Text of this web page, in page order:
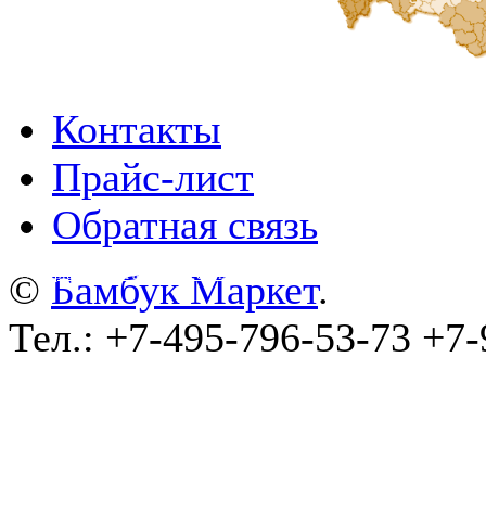
Контакты
Прайс-лист
Обратная связь
© wa-plugins.ru - Разработка сайта
© Бамбук Маркет.
Тел.: +7-495-796-53-73